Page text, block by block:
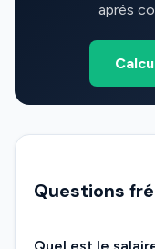
après
Questions